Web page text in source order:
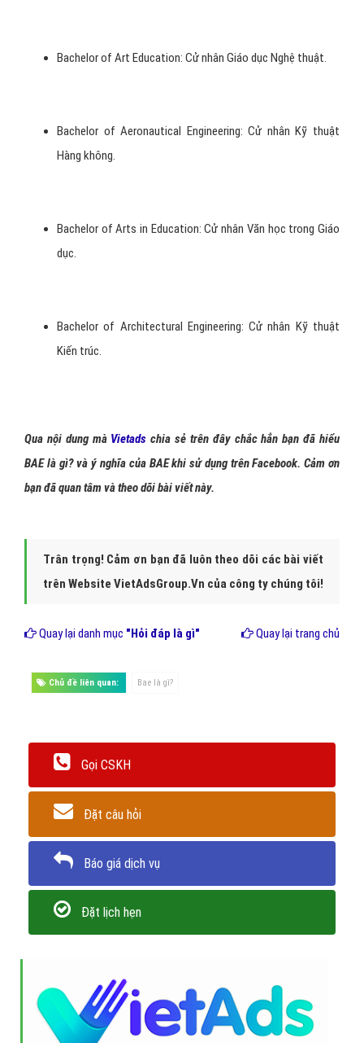
Bachelor of Art Education: Cử nhân Giáo dục Nghệ thuật.
Bachelor of Aeronautical Engineering: Cử nhân Kỹ thuật
Hàng không.
Bachelor of Arts in Education: Cử nhân Văn học trong Giáo
dục.
Bachelor of Architectural Engineering: Cử nhân Kỹ thuật
Kiến trúc.
Qua nội dung mà Vietads chia sẻ trên đây chắc hẳn bạn đã hiểu
BAE là gì? và ý nghĩa của BAE khi sử dụng trên Facebook. Cảm ơn
bạn đã quan tâm và theo dõi bài viết này.
Trân trọng! Cảm ơn bạn đã luôn theo dõi các bài viết
trên Website VietAdsGroup.Vn của công ty chúng tôi!
Quay lại danh mục "Hỏi đáp là gì" Quay lại trang chủ
Chủ đề liên quan: Bae là gì?
Gọi CSKH
Đặt câu hỏi
Báo giá dịch vụ
Đặt lịch hẹn